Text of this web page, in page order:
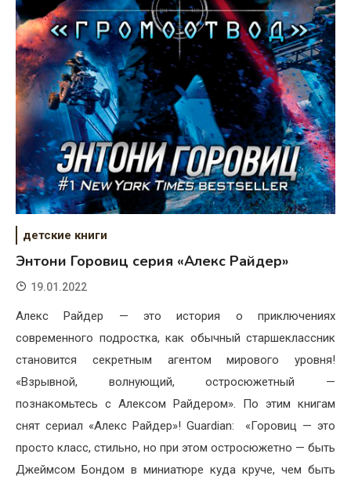
детские книги
Энтони Горовиц серия «Алекс Райдер»
19.01.2022
Алекс Райдер — это история о приключениях
современного подростка, как обычный старшеклассник
становится секретным агентом мирового уровня!
«Взрывной, волнующий, остросюжетный —
познакомьтесь с Алексом Райдером». По этим книгам
снят сериал «Алекс Райдер»! Guardian: «Горовиц — это
просто класс, стильно, но при этом остросюжетно — быть
Джеймсом Бондом в миниатюре куда круче, чем быть